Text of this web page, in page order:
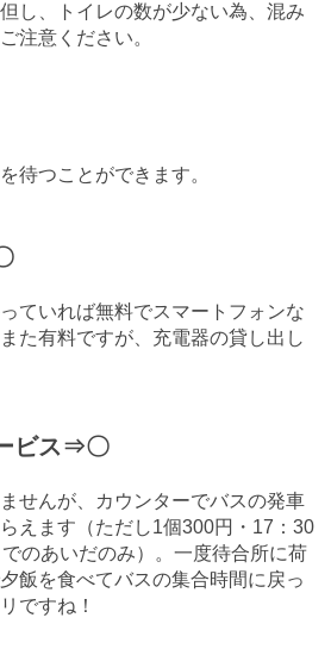
し、トイレの数が少ない為、混み
注意ください。
待つことができます。
ていれば無料でスマートフォンな
た有料ですが、充電器の貸し出し
ビス⇒〇
せんが、カウンターでバスの発車
えます（ただし1個300円・17：30
のあいだのみ）。一度待合所に荷
飯を食べてバスの集合時間に戻っ
ですね！